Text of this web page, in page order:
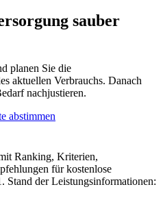
sauber
planen Sie die
aktuellen Verbrauchs. Danach
nachjustieren.
abstimmen
Ranking, Kriterien,
für kostenlose
Stand der Leistungsinformationen: